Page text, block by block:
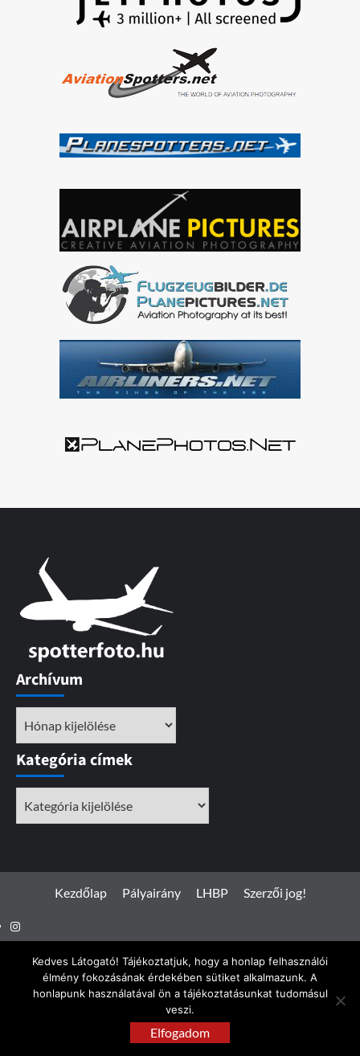
Archívum
Kategória címek
Kezdőlap Pályairány LHBP Szerzői jog!
Instagram
Spotterfoto.hu © Minden jog fenntartva 2017 - 2026
CoverNewsby AF themes.
Kedves Látogató! Tájékoztatjuk, hogy a honlap felhasználói
élmény fokozásának érdekében sütiket alkalmazunk. A
honlapunk használatával ön a tájékoztatásunkat tudomásul
veszi.
Elfogadom